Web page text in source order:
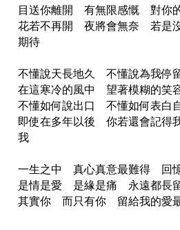
目送你離開 有無限感慨 對你
花若不再開 夜將會無奈 若是
期待
不懂說天長地久 不懂說為我停
在這寒冷的風中 望著模糊的笑
不懂如何說出口 不懂如何表白
即使在多年以後 你若還會記得
我
一生之中 真心真意最難得 回
是情是愛 是緣是痛 永遠都長
其實你 而只有你 留給我的愛